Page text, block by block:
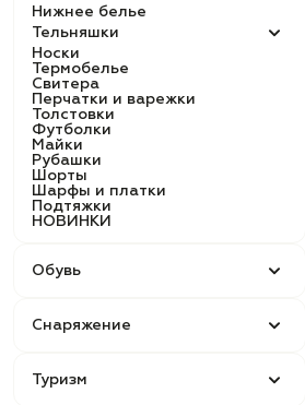
Нижнее белье
Тельняшки
Носки
Термобелье
Свитера
Перчатки и варежки
Толстовки
Футболки
Майки
Рубашки
Шорты
Шарфы и платки
Подтяжки
НОВИНКИ
Обувь
Снаряжение
Туризм